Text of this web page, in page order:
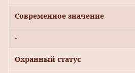
Современное значение
-
Охранный статус